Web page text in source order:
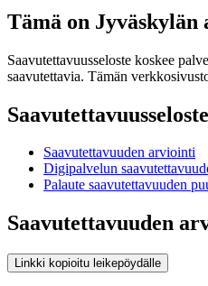
Tämä on Jyväskylän
Saavutettavuusseloste koskee
saavutettavia. Tämän
Saavutettavuuden arviointi
Digipalvelun
Palaute saavutettavuuden
Saavutettavuuden
Linkki kopioitu leikepöydälle